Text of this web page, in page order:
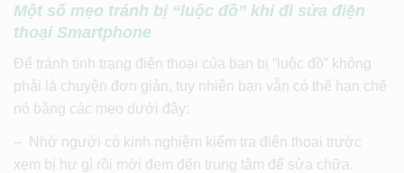
Một số mẹo tránh bị “luộc đồ” khi đi sửa điện
thoại Smartphone
Để tránh tình trạng điện thoại của bạn bị “luộc đồ” không
phải là chuyện đơn giản, tuy nhiên bạn vẫn có thể hạn chế
nó bằng các mẹo dưới đây:
– Nhờ người có kinh nghiệm kiểm tra điện thoại trước
xem bị hư gì rồi mới đem đến trung tâm để sửa chữa.